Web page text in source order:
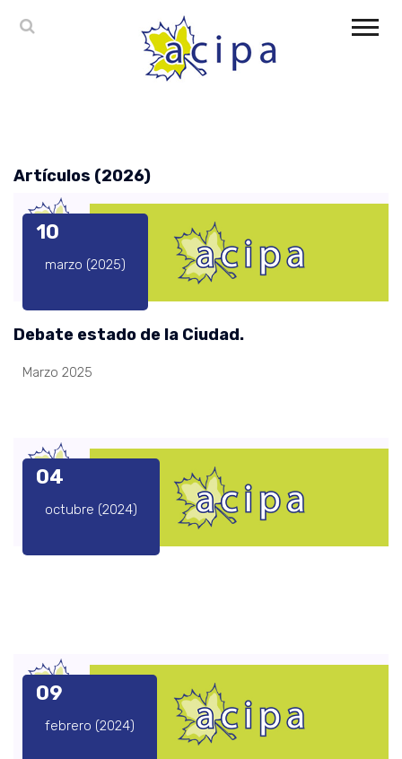
Artículos (2026)
10
marzo (2025)
Debate estado de la Ciudad.
Marzo 2025
04
octubre (2024)
09
febrero (2024)